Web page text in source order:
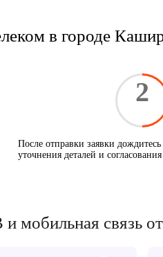
в городе
2
После отправки заявки
уточнения деталей и
мобильная связь